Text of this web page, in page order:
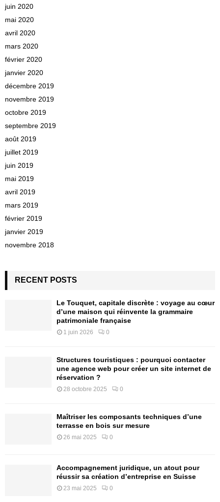
juin 2020
mai 2020
avril 2020
mars 2020
février 2020
janvier 2020
décembre 2019
novembre 2019
octobre 2019
septembre 2019
août 2019
juillet 2019
juin 2019
mai 2019
avril 2019
mars 2019
février 2019
janvier 2019
novembre 2018
RECENT POSTS
Le Touquet, capitale discrète : voyage au cœur
d’une maison qui réinvente la grammaire
patrimoniale française
1 juin 2026 0
Structures touristiques : pourquoi contacter
une agence web pour créer un site internet de
réservation ?
28 octobre 2025 0
Maîtriser les composants techniques d’une
terrasse en bois sur mesure
26 mai 2025 0
Accompagnement juridique, un atout pour
réussir sa création d’entreprise en Suisse
23 mai 2025 0